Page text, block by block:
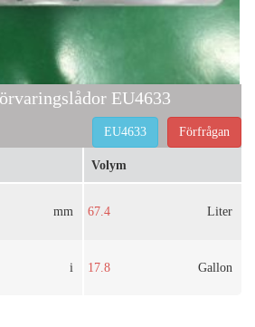
EU4633
Förfrågan
EU4633
mm
i
Volym
67.4 Liter
17.8 Gallon